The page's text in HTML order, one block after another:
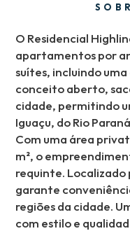
O Residencial
apartamentos por
suítes, incluindo
conceito aberto,
cidade, permitindo
Iguaçu, do Rio
Com uma área
m², o
requinte. Localizado
garante
regiões da cidade.
com estilo e